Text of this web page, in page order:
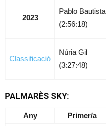
2023
Pablo Bautista
(2:56:18)
Classificació
Núria Gil
(3:27:48)
PALMARÈS SKY:
Any Primer/a